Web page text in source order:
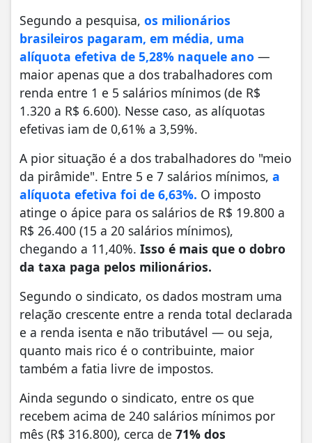
Segundo a pesquisa, os milionários
brasileiros pagaram, em média, uma
alíquota efetiva de 5,28% naquele ano —
maior apenas que a dos trabalhadores com
renda entre 1 e 5 salários mínimos (de R$
1.320 a R$ 6.600). Nesse caso, as alíquotas
efetivas iam de 0,61% a 3,59%.
A pior situação é a dos trabalhadores do "meio
da pirâmide". Entre 5 e 7 salários mínimos, a
alíquota efetiva foi de 6,63%. O imposto
atinge o ápice para os salários de R$ 19.800 a
R$ 26.400 (15 a 20 salários mínimos),
chegando a 11,40%. Isso é mais que o dobro
da taxa paga pelos milionários.
Segundo o sindicato, os dados mostram uma
relação crescente entre a renda total declarada
e a renda isenta e não tributável — ou seja,
quanto mais rico é o contribuinte, maior
também a fatia livre de impostos.
Ainda segundo o sindicato, entre os que
recebem acima de 240 salários mínimos por
mês (R$ 316.800), cerca de 71% dos